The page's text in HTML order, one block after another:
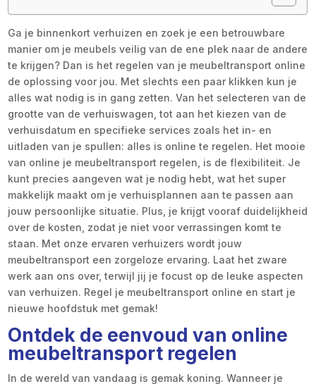
Ga je binnenkort verhuizen en zoek je een betrouwbare
manier om je meubels veilig van de ene plek naar de andere
te krijgen? Dan is het regelen van je meubeltransport online
de oplossing voor jou. Met slechts een paar klikken kun je
alles wat nodig is in gang zetten. Van het selecteren van de
grootte van de verhuiswagen, tot aan het kiezen van de
verhuisdatum en specifieke services zoals het in- en
uitladen van je spullen: alles is online te regelen. Het mooie
van online je meubeltransport regelen, is de flexibiliteit. Je
kunt precies aangeven wat je nodig hebt, wat het super
makkelijk maakt om je verhuisplannen aan te passen aan
jouw persoonlijke situatie. Plus, je krijgt vooraf duidelijkheid
over de kosten, zodat je niet voor verrassingen komt te
staan. Met onze ervaren verhuizers wordt jouw
meubeltransport een zorgeloze ervaring. Laat het zware
werk aan ons over, terwijl jij je focust op de leuke aspecten
van verhuizen. Regel je meubeltransport online en start je
nieuwe hoofdstuk met gemak!
Ontdek de eenvoud van online
meubeltransport regelen
In de wereld van vandaag is gemak koning. Wanneer je